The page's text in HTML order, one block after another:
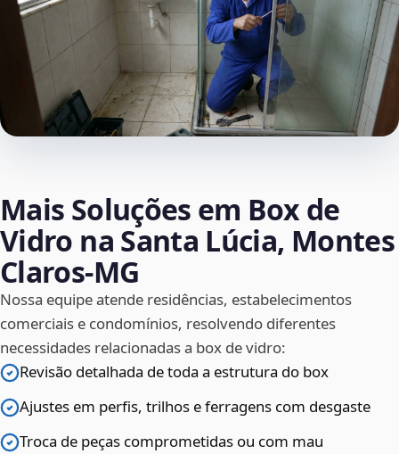
Mais Soluções em Box de
Vidro na Santa Lúcia, Montes
Claros‑MG
Nossa equipe atende residências, estabelecimentos
comerciais e condomínios, resolvendo diferentes
necessidades relacionadas a box de vidro:
Revisão detalhada de toda a estrutura do box
Ajustes em perfis, trilhos e ferragens com desgaste
Troca de peças comprometidas ou com mau